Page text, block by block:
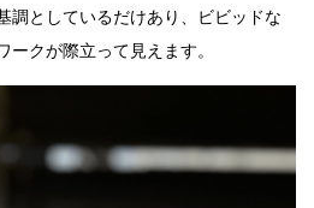
調としているだけあり、ビビッドな
ークが際立って見えます。